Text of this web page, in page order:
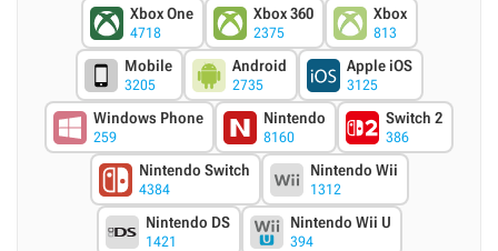
Xbox One
4718
Xbox 360
2375
Xbox
813
Mobile
3205
Android
2735
Apple iOS
3125
Windows Phone
259
Nintendo
8160
Switch 2
386
Nintendo Switch
4384
Nintendo Wii
1312
Nintendo DS
1421
Nintendo Wii U
394